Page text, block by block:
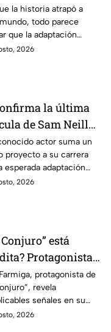
Unidos? Esto
que se sabe al
la historia atrapó a
todo parece
que la adaptación
ser cancelada:
2026
la última
de Sam Neill
de morir: esto es
se sabe hasta
actor suma un
proyecto a su carrera
esperada adaptación
del popular
2026
está
Protagonista
INQUIETANTES
en su cuerpo
la grabación de
protagonista de
revela
señales en su
durante el rodaje de la
2026